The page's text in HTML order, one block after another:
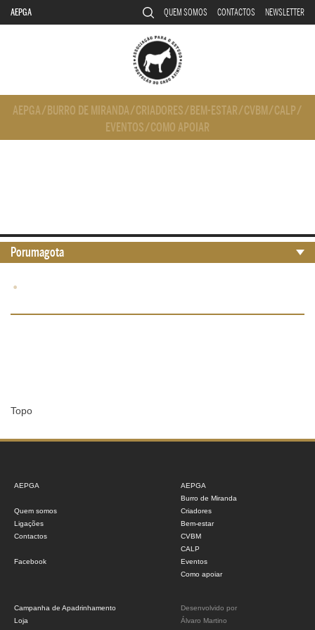
AEPGA QUEM SOMOS CONTACTOS NEWSLETTER
AEPGA/ BURRO DE MIRANDA/CRIADORES/ BEM-ESTAR/CVBM/CALP/
EVENTOS/COMO APOIAR
•
Topo
Porumagota
AEPGA
Quem somos
Ligações
Contactos
Facebook
AEPGA
Burro de Miranda
Criadores
Bem-estar
CVBM
CALP
Eventos
Como apoiar
Campanha de Apadrinhamento
Loja
Desenvolvido por
Álvaro Martino